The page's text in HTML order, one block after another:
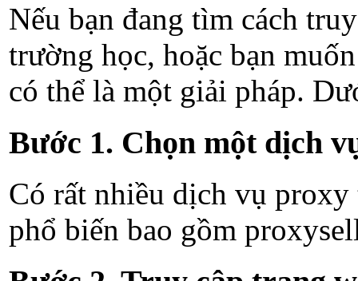
Nếu bạn đang tìm cách
trường học, hoặc bạn
có thể là một giải pháp.
Bước 1. Chọn một dịch
Có rất nhiều dịch vụ
phổ biến bao gồm